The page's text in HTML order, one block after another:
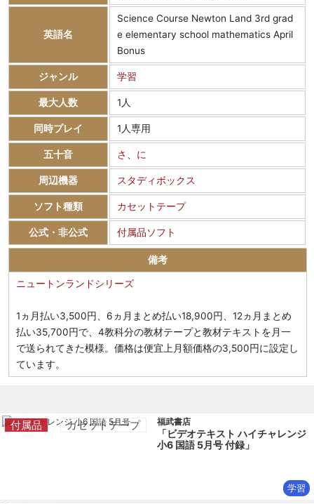
英語名
Science Course Newton Land 3rd grad
e elementary school mathematics April
Bonus
ジャンル 学習
最大人数 1人
同時プレイ 1人専用
五十音 さ に
周辺機器 スタディボックス
ソフト種類 カセットテープ
公式・非公式 付属品ソフト
備考
ニュートンランドシリーズ
1ヵ月払い3,500円、6ヵ月まとめ払い18,900円、12ヵ月まとめ
払い35,700円で、4教科分の教材テープと教材テキストを月一
で送られてきた模様。価格は便宜上月額価格の3,500円に設定し
ています。
付属品 カセットテープ 福武書店
「ビデオテキスト ハイチャレンジ
小6 国語 5月号 付録」
学習